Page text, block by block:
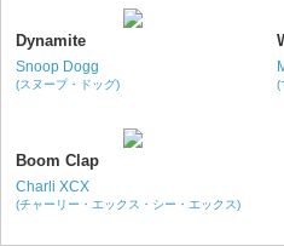
Dynamite
Snoop Dogg
(スヌープ・ドッグ) (
Boom Clap
Charli XCX
(チャーリー・エックス・シー・エックス)